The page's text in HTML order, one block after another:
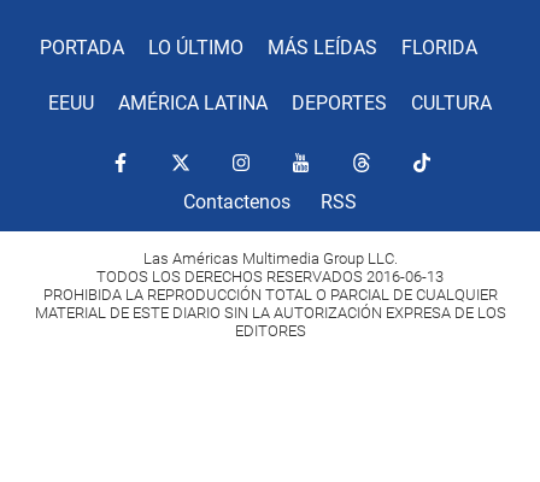
PORTADA LO ÚLTIMO MÁS LEÍDAS FLORIDA
EEUU AMÉRICA LATINA DEPORTES CULTURA
Contactenos RSS
Las Américas Multimedia Group LLC.
TODOS LOS DERECHOS RESERVADOS 2016-06-13
PROHIBIDA LA REPRODUCCIÓN TOTAL O PARCIAL DE CUALQUIER
MATERIAL DE ESTE DIARIO SIN LA AUTORIZACIÓN EXPRESA DE LOS
EDITORES